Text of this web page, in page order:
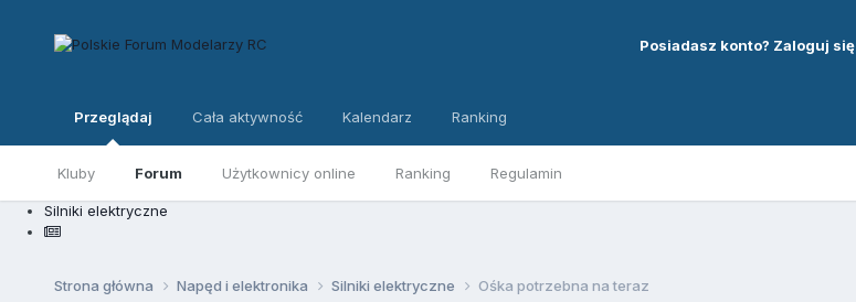
Posiadasz konto? Zaloguj się
Przeglądaj
Kluby Forum Użytkownicy online Ranking Regulamin
Cała aktywność Kalendarz Ranking
Silniki elektryczne
Strona główna Napęd i elektronika Silniki elektryczne Ośka potrzebna na teraz